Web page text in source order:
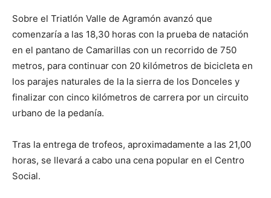
Sobre el Triatlón Valle de Agramón avanzó que
comenzaría a las 18,30 horas con la prueba de natación
en el pantano de Camarillas con un recorrido de 750
metros, para continuar con 20 kilómetros de bicicleta en
los parajes naturales de la la sierra de los Donceles y
finalizar con cinco kilómetros de carrera por un circuito
urbano de la pedanía.
Tras la entrega de trofeos, aproximadamente a las 21,00
horas, se llevará a cabo una cena popular en el Centro
Social.